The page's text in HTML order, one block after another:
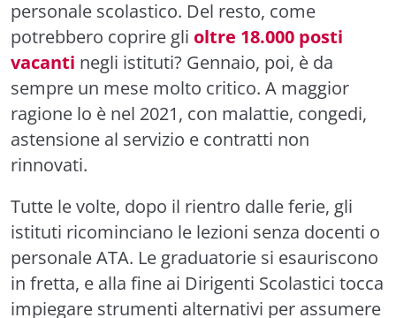
personale scolastico. Del resto, come
potrebbero coprire gli oltre 18.000 posti
vacanti negli istituti? Gennaio, poi, è da
sempre un mese molto critico. A maggior
ragione lo è nel 2021, con malattie, congedi,
astensione al servizio e contratti non
rinnovati.
Tutte le volte, dopo il rientro dalle ferie, gli
istituti ricominciano le lezioni senza docenti o
personale ATA. Le graduatorie si esauriscono
in fretta, e alla fine ai Dirigenti Scolastici tocca
impiegare strumenti alternativi per assumere